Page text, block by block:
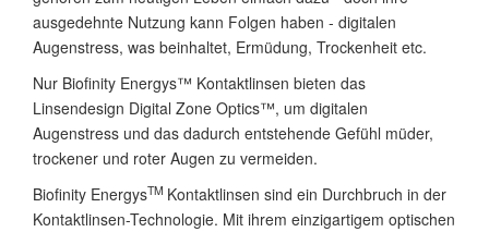
ausgedehnte Nutzung kann Folgen haben - digitalen
Augenstress, was beinhaltet, Ermüdung, Trockenheit etc.
Nur Biofinity Energys™ Kontaktlinsen bieten das
Linsendesign Digital Zone Optics™, um digitalen
Augenstress und das dadurch entstehende Gefühl müder,
trockener und roter Augen zu vermeiden.
Biofinity EnergysTM Kontaktlinsen sind ein Durchbruch in der
Kontaktlinsen-Technologie. Mit ihrem einzigartigem optischen